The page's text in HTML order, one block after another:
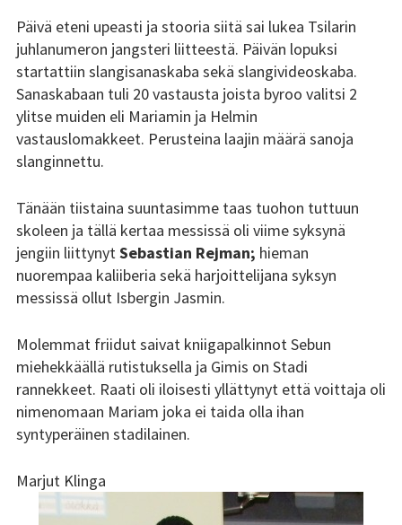
Tsilari 2021
Tsilari 2020
Tsilari 2019
Tsilari 2018
Tsilari 2016
Tsilari 2015
Tsilari 2013
Tsilari 2012
Stadin Friidut ja Stadin
Stadin Friidut ja Stadin
Päivä eteni upeasti ja stooria siitä sai lukea Tsilarin
juhlanumeron jangsteri liitteestä. Päivän lopuksi
startattiin slangisanaskaba sekä slangivideoskaba.
Sanaskabaan tuli 20 vastausta joista byroo valitsi 2
ylitse muiden eli Mariamin ja Helmin
vastauslomakkeet. Perusteina laajin määrä sanoja
slanginnettu.
Tänään tiistaina suuntasimme taas tuohon tuttuun
skoleen ja tällä kertaa messissä oli viime syksynä
jengiin liittynytSebastian Rejman; hieman
nuorempaa kaliiberia sekä harjoittelijana syksyn
messissä ollut Isbergin Jasmin.
Molemmat friidut saivat kniigapalkinnot Sebun
miehekkäällä rutistuksella ja Gimis on Stadi
rannekkeet. Raati oli iloisesti yllättynyt että voittaja oli
nimenomaan Mariam joka ei taida olla ihan
syntyperäinen stadilainen.
Marjut Klinga